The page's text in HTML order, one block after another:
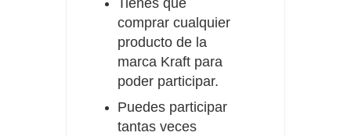
Tienes que
comprar cualquier
producto de la
marca Kraft para
poder participar.
Puedes participar
tantas veces